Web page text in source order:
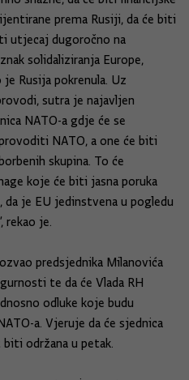
prema Rusiji, da će biti
utjecaj dugoročno na
solidaliziranja Europe,
Rusija pokrenula. Uz
sutra je najavljen
NATO-a gdje će se
NATO, a one će biti
skupina. To će
koje će biti jasna poruka
je EU jedinstvena u pogledu
rekao je.
predsjednika Milanovića
te da će Vlada RH
odluke koje budu
a. Vjeruje da će sjednica
održana u petak.